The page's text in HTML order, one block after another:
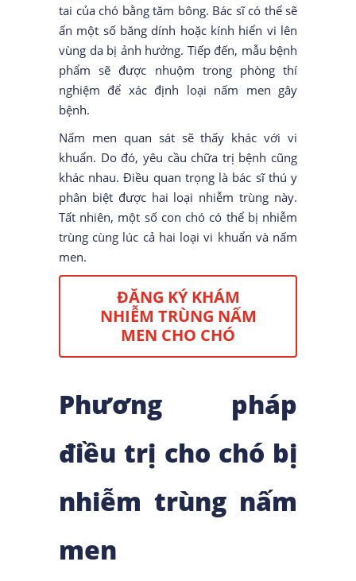
tai của chó bằng tăm bông. Bác sĩ có thể sẽ
ấn một số băng dính hoặc kính hiển vi lên
vùng da bị ảnh hưởng. Tiếp đến, mẫu bệnh
phẩm sẽ được nhuộm trong phòng thí
nghiệm để xác định loại nấm men gây
bệnh.
Nấm men quan sát sẽ thấy khác với vi
khuẩn. Do đó, yêu cầu chữa trị bệnh cũng
khác nhau. Điều quan trọng là bác sĩ thú y
phân biệt được hai loại nhiễm trùng này.
Tất nhiên, một số con chó có thể bị nhiễm
trùng cùng lúc cả hai loại vi khuẩn và nấm
men.
ĐĂNG KÝ KHÁM
NHIỄM TRÙNG NẤM
MEN CHO CHÓ
Phương pháp
điều trị cho chó bị
nhiễm trùng nấm
men